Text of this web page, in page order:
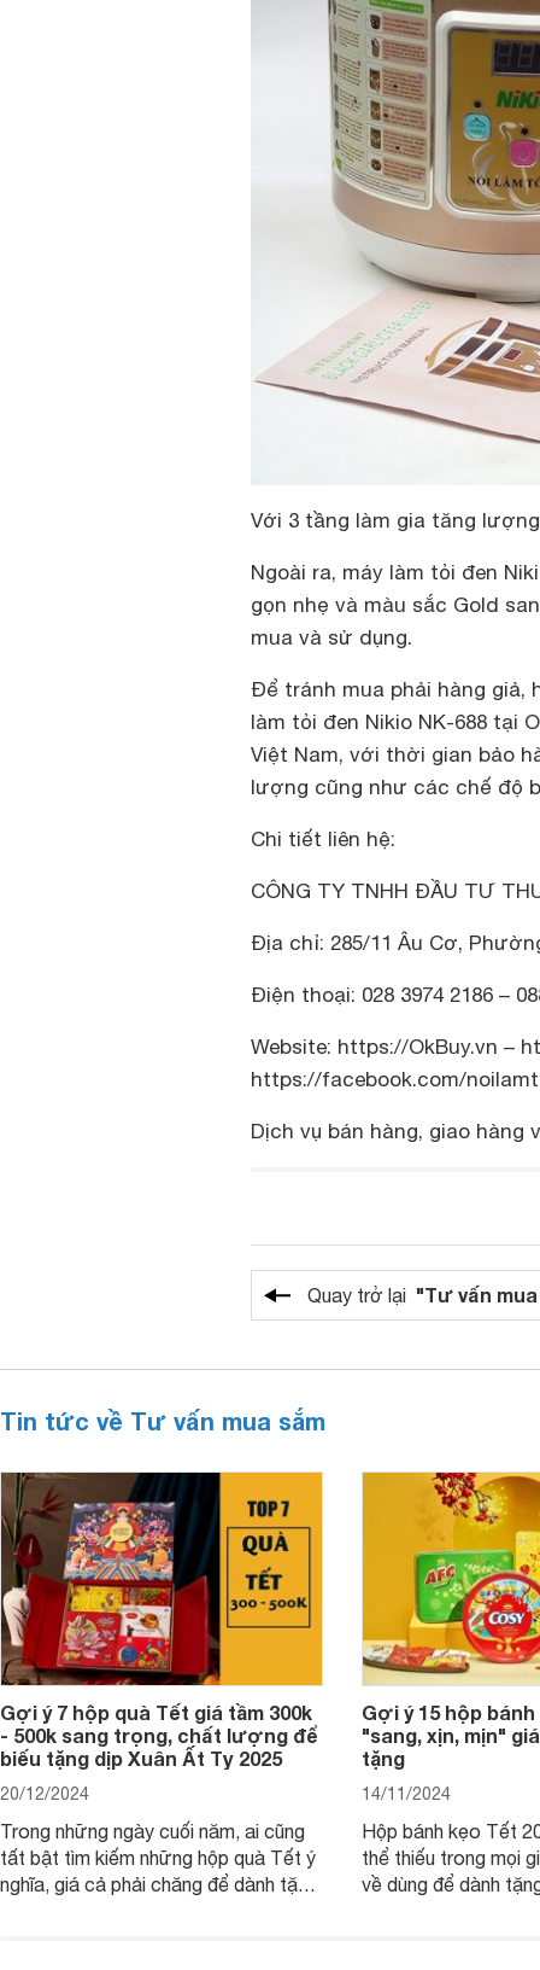
Với 3 tầng làm gia tăng
Ngoài ra, máy làm tỏi đen
gọn nhẹ và màu sắc Gold
mua và sử dụng.
Để tránh mua phải hàng giả,
làm tỏi đen Nikio NK-688 tại
Việt Nam, với thời gian bảo
lượng cũng như các chế độ
Chi tiết liên hệ:
CÔNG TY TNHH ĐẦU TƯ
Địa chỉ: 285/11 Âu Cơ,
Điện thoại: 028 3974 2186 –
Website: https://OkBuy.vn –
https://facebook.com/
Dịch vụ bán hàng, giao
Quay trở lại "Tư vấn
Tin tức về Tư vấn mua sắm
Gợi ý 7 hộp quà Tết giá tầm 300k
- 500k sang trọng, chất lượng để
biếu tặng dịp Xuân Ất Tỵ 2025
20/12/2024
Trong những ngày cuối năm, ai cũng
tất bật tìm kiếm những hộp quà Tết ý
nghĩa, giá cả phải chăng để dành tặng
Gợi ý 15 hộp
"sang, xịn, mịn"
tặng
14/11/2024
Hộp bánh kẹo Tết
thể thiếu trong mọi
về dùng để dành